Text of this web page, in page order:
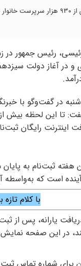
کلام تازه | معاون دولت
رئیسی، رئیس جمهور
آغاز دولت سیزدهم
هفته ثبت‌نام به
یکبار، بسته ۱۰ گیگ اینترنت
با کلام
یارانه، پس از
در این صفحه